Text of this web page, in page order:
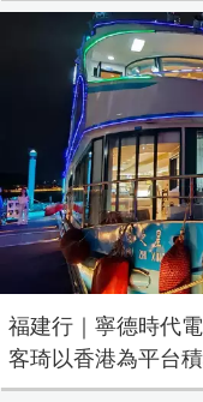
福建行｜寧德時代
客琦以香港為平台積